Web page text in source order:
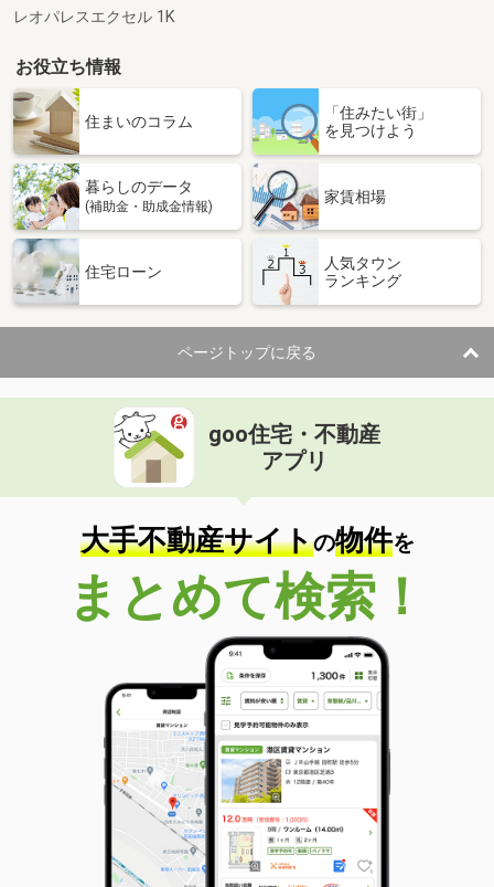
レオパレスエクセル 1K
お役立ち情報
住まいのコラム
「住みたい街」
を見つけよう
暮らしのデータ
(補助金・助成金情報)
家賃相場
住宅ローン
人気タウン
ランキング
ページトップに戻る
goo住宅・不動産
アプリ
大手不動産サイトの物件を
まとめて検索！